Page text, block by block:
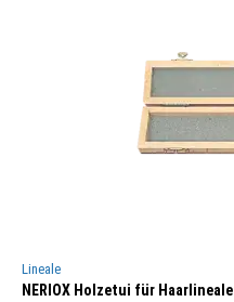
Lineale
NERIOX Holzetui für Haarlineale